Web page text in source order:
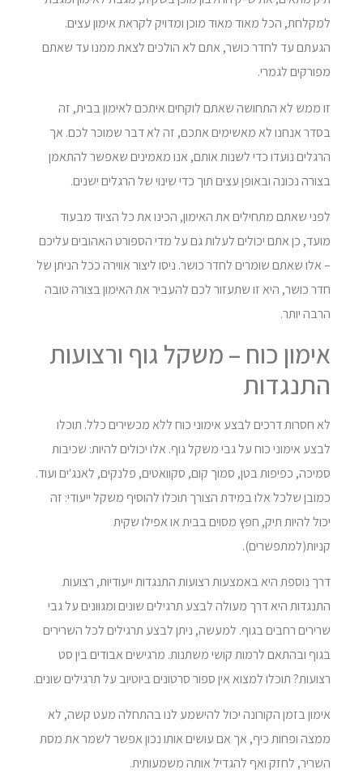
למקלחת, הכל מאוד מאוד מוכן ומדויק לקראת אימון עצים.
הגעתם עד לחדר כושר, אתם לא הולכים לצאת ממנו עד שאתם
מפורקים לגמרי.
זו ממש לא התחושה שאתם לוקחים איתכם לאימון בבית, זה
בסדר אנחנו לא מאשימים אתכם, זה לא דבר שמוכר לכם. אך
הרגלים נועדו כדי לשנות אותם, אנו מאמינים שאפשר להתאמן
בצורה נכונה ובאופן עצים תוך כדי שינוי של הרגלים ישנים.
לפני שאתם מתחילים את האימון, הכינו את כל הציוד מבעוד
מועד, כן אתם יכולים לעלות גם על מדי הספורט האהובים עליכם
– אלו שאתם שומרים לחדר כושר. ניסו ליצור אווירה ככל הניתן של
חדר כושר, היא זו שתעזור לכם להעביר את האימון בצורה טובה
הרבה יותר.
אימון כוח – משקל גוף ורצועות
התנגדות
לא חסרות דרכים לבצע אימוני כוח ללא מכשירים כלל. תוכלו
לבצע אימוני כוח על גבי משקל גוף. אלו יכולים להיות: שכיבות
סמיכה, כפיפות בטן, סמוך קום, סקוואטים, פלנקים, לאנג'ים ועוד.
כמובן שלכל אלו במידת הצורך תוכלו להוסיף משקל ייעודי: זה
יכול להיות תיק, חפץ מסוים בבית או אפילו שקית
קניות(למתפשרים).
דרך נוספת היא באמצעות רצועות התנגדות ייעודיות, רצועות
התנגדות היא דרך מעולה לבצע תרגילים שונים ומגוונים על גבי
שרירים רחבים בגוף. למעשה, ניתן לבצע תרגילים לכל השרירים
בגוף ובהתאם לרמות קושי משתנות. מרגישים אבודים בין סט
רצועות? תוכלו למצוא אין ספור סרטונים ביוטיוב על תרגילים שונים.
אימון בזמן הקורונה יכול להישמע לנו בהתחלה מעט קשה, לא
ממצה ופחות כיף, אך אם עושים אותו נכון אפשר לשמר את מסת
השריר, לחזק ואף להגדיל אותה משמעותית.